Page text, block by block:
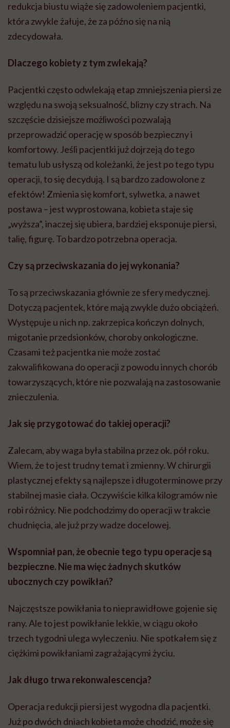
redukcja biustu wiąże się zadowoleniem pacjentki,
która zwykle żałuje, że za późno się na nią
zdecydowała.
Dlaczego kobiety z tym zwlekają?
Pacjentki często odwlekają etap zmniejszenia piersi ze
względu na swoją seksualność, blizny czy strach. Na
szczęście dzisiejsze możliwości pozwalają
przeprowadzić operację w sposób bezpieczny i
komfortowy. Jeśli pacjentki już dojrzeją do tego
tematu lub usłyszą od koleżanki, że jest po tego typu
operacji, to się decydują. I są bardzo zadowolone z
efektów! Zmienia się komfort, sylwetka, a nawet
postawa – jest wyprostowana, kobieta staje się
„wyższa”, inaczej się ubiera, bardziej eksponuje piersi,
talię, figurę. To bardzo potrzebna operacja.
Czy są przeciwskazania do jej wykonania?
To są przeciwskazania głównie ze sfery medycznej.
Dotyczą pacjentek, które mają zwykle dużo obciążeń.
Występuje u nich np. zakrzepica kończyn dolnych,
migotanie przedsionków, choroby onkologiczne.
Czasami też pacjentka nie może zostać
zakwalifikowana do operacji z powodu innych chorób
towarzyszących, które nie pozwalają na zastosowanie
znieczulenia.
Jak się przygotować do takiej operacji?
Zalecam, aby waga była stabilna przez ok. pół roku.
Wiem, że to jest trudny temat i zmienny. W chirurgii
plastycznej efekty są najlepsze i długoterminowe przy
stabilnej masie ciała. Oczywiście kilka kilogramów nie
robi różnicy. Nie podchodzimy do operacji w trakcie
chudnięcia, ale już przy wadze docelowej.
Wspomniał pan, że obecnie tego typu operacje są
bezpieczne. Nie ma więc żadnych skutków
ubocznych czy powikłań?
Najczęstsze powikłania to nieprawidłowe gojenie się
rany. Ale to jest powikłanie lekkie, w ciągu około
trzech tygodni ulega wyleczeniu. Nie spotkałem się z
ciężkimi powikłaniami zagrażającymi życiu.
Jak długo trwa rekonwalescencja?
Operacja redukcji piersi jest wygodna dla pacjentki.
Już po dwóch dniach kobieta może chodzić, może się